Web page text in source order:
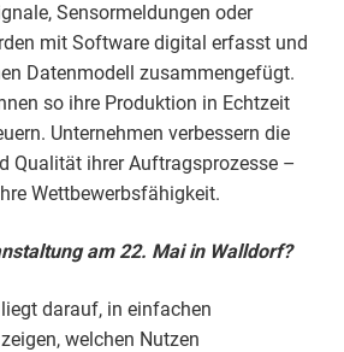
Sensormeldungen oder
mit Software digital erfasst und
Datenmodell zusammengefügt.
so ihre Produktion in Echtzeit
Unternehmen verbessern die
Qualität ihrer Auftragsprozesse –
Wettbewerbsfähigkeit.
am 22. Mai in Walldorf?
darauf, in einfachen
welchen Nutzen